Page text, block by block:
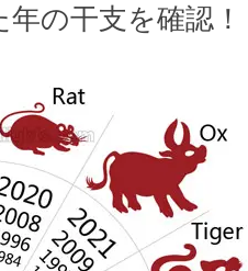
張家界
ディ
お客様の声
の干支を確認！